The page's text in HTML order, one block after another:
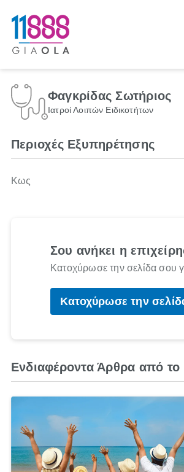
Φαγκρίδας Σωτήριος
Ιατροί Λοιπών Ειδικοτήτων
Περιοχές Εξυπηρέτησης
Κως
Σου ανήκει η
Κατοχύρωσε την σελίδα σου
Κατοχύρωσε την
Ενδιαφέροντα Άρθρα από